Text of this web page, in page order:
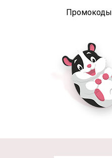
Промокоды